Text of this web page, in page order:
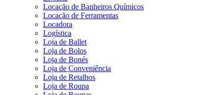
Locação de Banheiros Químicos
Locação de Ferramentas
Locadora
Logística
Loja de Ballet
Loja de Bolos
Loja de Bonés
Loja de Conveniência
Loja de Retalhos
Loja de Roupa